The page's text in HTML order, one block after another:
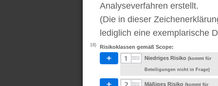
Analyseverfahren erstellt.
(Die in dieser
lediglich eine exemplarische
18)
Risikoklassen gemäß Scope:
Niedriges Risiko (kommt für
Beteiligungen nicht in Frage)
Mäßiges Risiko (kommt für